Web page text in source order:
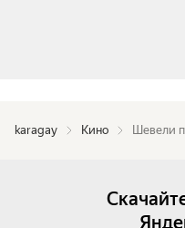
karagay Кино Шевели